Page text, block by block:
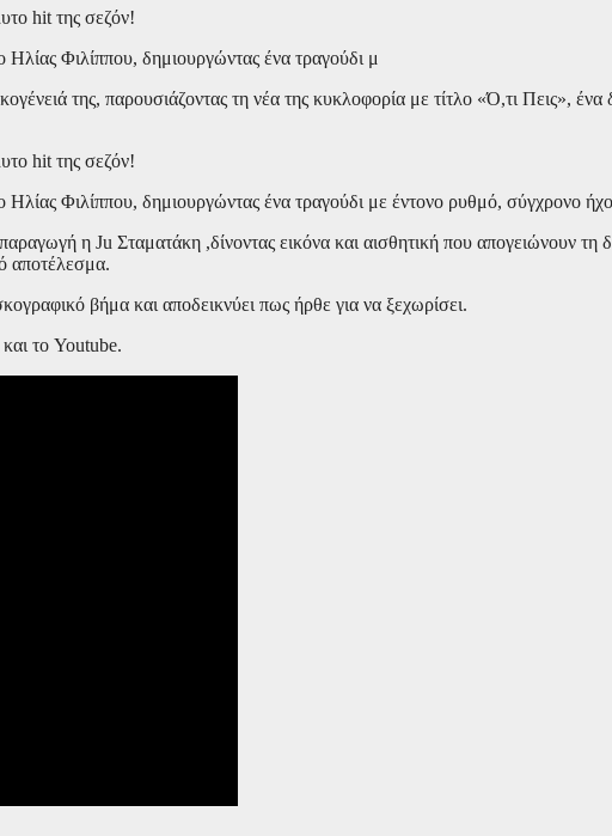
hit της σεζόν!
Φιλίππου, δημιουργώντας ένα τραγούδι μ
της, παρουσιάζοντας τη νέα της κυκλοφορία με τίτλο «Ό,τι Πεις», ένα
hit της σεζόν!
Φιλίππου, δημιουργώντας ένα τραγούδι με έντονο ρυθμό, σύγχρονο
η Ju Σταματάκη ,δίνοντας εικόνα και αισθητική που απογειώνουν τη
αποτέλεσμα.
βήμα και αποδεικνύει πως ήρθε για να ξεχωρίσει.
το Youtube.